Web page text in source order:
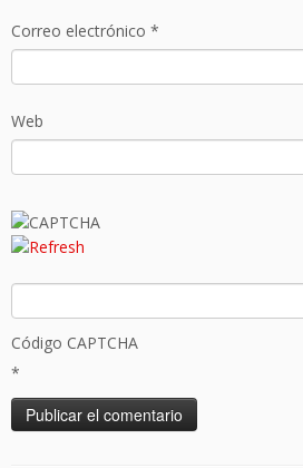
Correo electrónico *
Web
Código CAPTCHA
*